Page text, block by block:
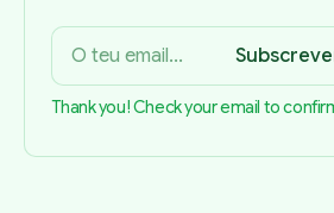
Thank you! Check your email to